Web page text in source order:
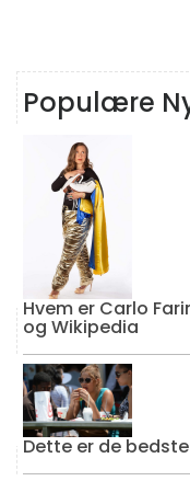
Populære
Hvem er Carlo
og Wikipedia
Dette er de